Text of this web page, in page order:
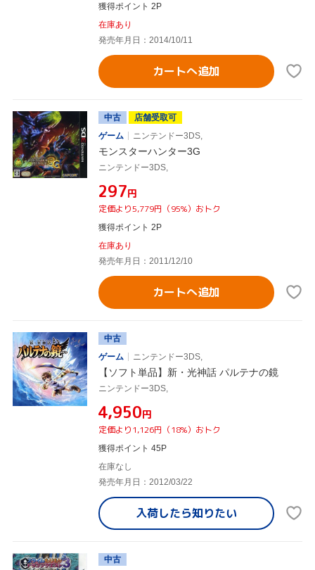
獲得ポイント 2P
在庫あり
発売年月日：2014/10/11
カートへ追加
中古
店舗受取可
ゲーム
ニンテンドー3DS,
モンスターハンター3G
ニンテンドー3DS,
¥297円
定価より5,779円（95%）おトク
獲得ポイント 2P
在庫あり
発売年月日：2011/12/10
カートへ追加
中古
ゲーム
ニンテンドー3DS,
【ソフト単品】新・光神話 パルテナの鏡
ニンテンドー3DS,
¥4,950円
定価より1,126円（18%）おトク
獲得ポイント 45P
在庫なし
発売年月日：2012/03/22
入荷したら知りたい
中古